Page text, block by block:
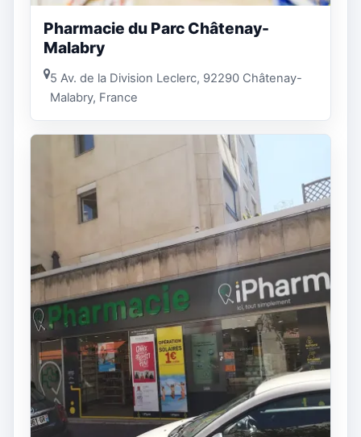
Pharmacie du Parc Châtenay-
Malabry
5 Av. de la Division Leclerc, 92290 Châtenay-
Malabry, France